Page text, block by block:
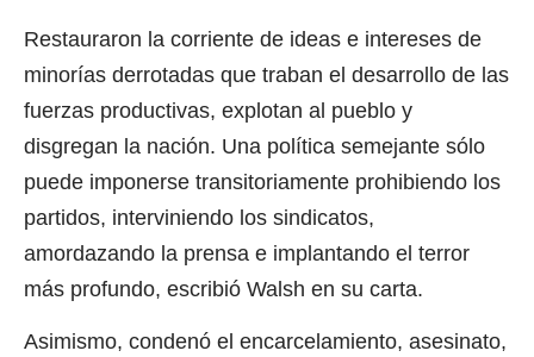
Restauraron la corriente de ideas e intereses de
minorías derrotadas que traban el desarrollo de las
fuerzas productivas, explotan al pueblo y
disgregan la nación. Una política semejante sólo
puede imponerse transitoriamente prohibiendo los
partidos, interviniendo los sindicatos,
amordazando la prensa e implantando el terror
más profundo, escribió Walsh en su carta.
Asimismo, condenó el encarcelamiento, asesinato,